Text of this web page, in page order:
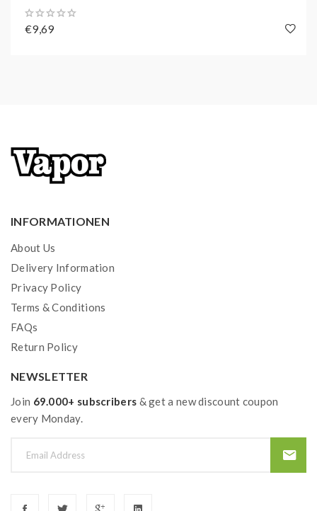
€9,69
INFORMATIONEN
About Us
Delivery Information
Privacy Policy
Terms & Conditions
FAQs
Return Policy
NEWSLETTER
Join 69.000+ subscribers & get a new discount coupon
every Monday.